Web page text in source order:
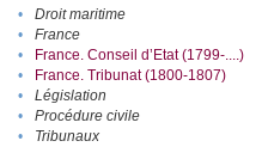
•
Droit maritime
•
France
•
France. Conseil d’Etat (1799-....)
•
France. Tribunat (1800-1807)
•
Législation
•
Procédure civile
•
Tribunaux